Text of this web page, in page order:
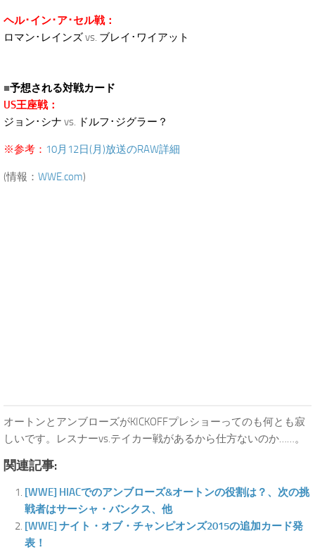
ヘル･イン･ア･セル戦：
ロマン･レインズvs. ブレイ･ワイアット
■予想される対戦カード
US王座戦：
ジョン･シナ vs. ドルフ･ジグラー？
※参考： 10月12日(月)放送のRAW詳細
(情報： WWE.com)
オートンとアンブローズがKICKOFFプレショーってのも何とも寂
しいです。レスナーvs.テイカー戦があるから仕方ないのか……。
関連記事:
[WWE] HIACでのアンブローズ&オートンの役割は？、次の挑
戦者はサーシャ・バンクス、他
[WWE] ナイト・オブ・チャンピオンズ2015の追加カード発
表！